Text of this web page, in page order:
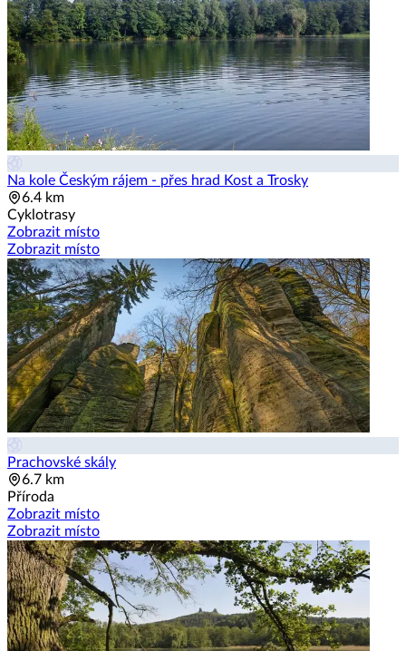
Na kole Českým rájem - přes hrad Kost a Trosky
6.4 km
Cyklotrasy
Zobrazit místo
Zobrazit místo
Prachovské skály
6.7 km
Příroda
Zobrazit místo
Zobrazit místo